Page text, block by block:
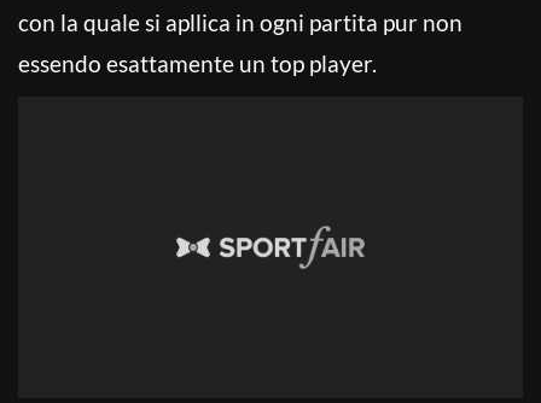
con la quale si apllica in ogni partita pur non
essendo esattamente un top player.